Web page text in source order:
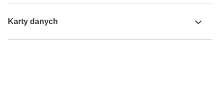
Karty danych